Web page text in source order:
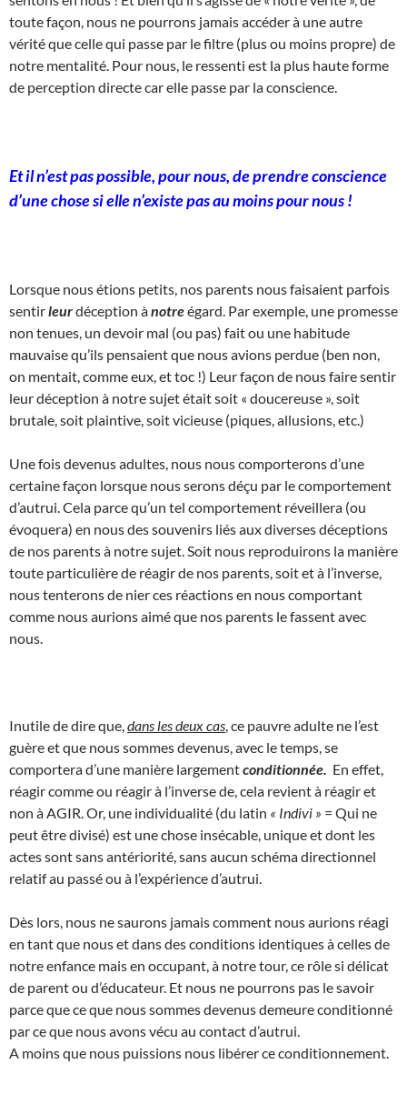
toute façon, nous ne pourrons jamais accéder à une autre
vérité que celle qui passe par le filtre (plus ou moins propre) de
notre mentalité. Pour nous, le ressenti est la plus haute forme
de perception directe car elle passe par la conscience.
Et il n’est pas possible, pour nous, de prendre conscience
d’une chose si elle n’existe pas au moins pour nous !
Lorsque nous étions petits, nos parents nous faisaient parfois
sentirleurdéception ànotreégard. Par exemple, une promesse
non tenues, un devoir mal (ou pas) fait ou une habitude
mauvaise qu’ils pensaient que nous avions perdue (ben non,
on mentait, comme eux, et toc !) Leur façon de nous faire sentir
leur déception à notre sujet était soit « doucereuse », soit
brutale, soit plaintive, soit vicieuse (piques, allusions, etc.)
Une fois devenus adultes, nous nous comporterons d’une
certaine façon lorsque nous serons déçu par le comportement
d’autrui. Cela parce qu’un tel comportement réveillera (ou
évoquera) en nous des souvenirs liés aux diverses déceptions
de nos parents à notre sujet. Soit nous reproduirons la manière
toute particulière de réagir de nos parents, soit et à l’inverse,
nous tenterons de nier ces réactions en nous comportant
comme nous aurions aimé que nos parents le fassent avec
nous.
Inutile de dire que, dans les deux cas , ce pauvre adulte ne l’est
guère et que nous sommes devenus, avec le temps, se
comportera d’une manière largementconditionnée. En effet,
réagir comme ou réagir à l’inverse de, cela revient à réagir et
non à AGIR. Or, une individualité (du latin « Indivi » = Qui ne
peut être divisé) est une chose insécable, unique et dont les
actes sont sans antériorité, sans aucun schéma directionnel
relatif au passé ou à l’expérience d’autrui.
Dès lors, nous ne saurons jamais comment nous aurions réagi
en tant que nous et dans des conditions identiques à celles de
notre enfance mais en occupant, à notre tour, ce rôle si délicat
de parent ou d’éducateur. Et nous ne pourrons pas le savoir
parce que ce que nous sommes devenus demeure conditionné
par ce que nous avons vécu au contact d’autrui.
A moins que nous puissions nous libérer ce conditionnement.